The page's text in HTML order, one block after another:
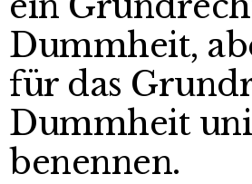
Dummheit,
für das
Dummheit
benennen.